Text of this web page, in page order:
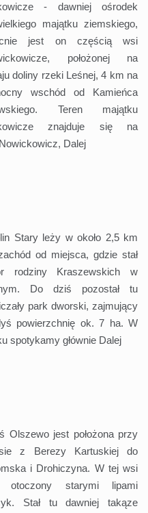
- dawniej ośrodek
majątku ziemskiego,
jest on częścią wsi
położonej na
doliny rzeki Leśnej, 4 km na
wschód od Kamieńca
Teren majątku
znajduje się na
Dalej
Stary leży w około 2,5 km
od miejsca, gdzie stał
rodziny Kraszewskich w
Do dziś pozostał tu
park dworski, zajmujący
powierzchnię ok. 7 ha. W
spotykamy głównie Dalej
Olszewo jest położona przy
z Berezy Kartuskiej do
i Drohiczyna. W tej wsi
otoczony starymi lipami
Stał tu dawniej takąze